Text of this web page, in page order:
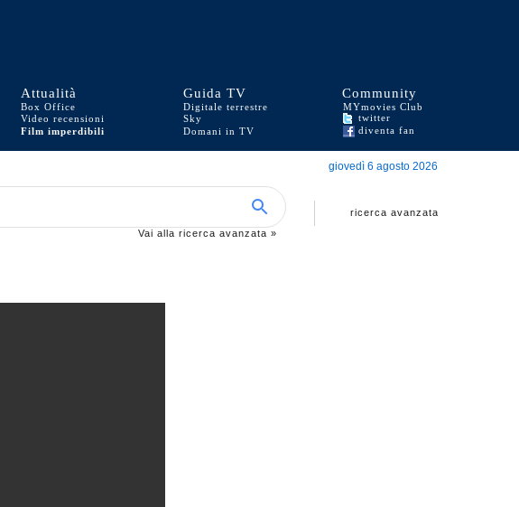
Attualità Guida TV Community
Box Office Digitale terrestre
MYmovies Club
Video recensioni Sky
twitter
Film imperdibili Domani in TV diventa fan
giovedì 6 agosto 2026
Vai alla ricerca avanzata »
ricerca avanzata